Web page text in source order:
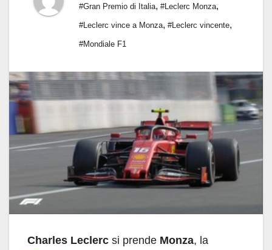
#Gran Premio di Italia, #Leclerc Monza,
#Leclerc vince a Monza, #Leclerc vincente,
#Mondiale F1
Charles Leclerc si prende Monza, la